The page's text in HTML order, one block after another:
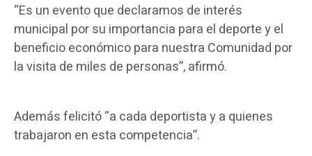
“Es un evento que declaramos de interés
municipal por su importancia para el deporte y el
beneficio económico para nuestra Comunidad por
la visita de miles de personas”, afirmó.
Además felicitó “a cada deportista y a quienes
trabajaron en esta competencia”.